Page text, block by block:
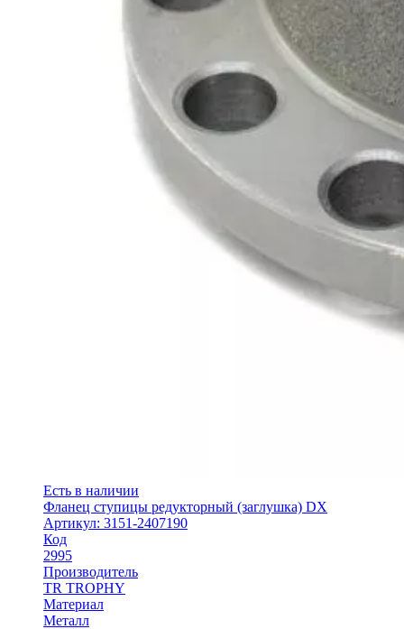
Есть в наличии
Фланец ступицы редукторный (заглушка) DX
Артикул: 3151-2407190
Код
2995
Производитель
TR TROPHY
Материал
Металл